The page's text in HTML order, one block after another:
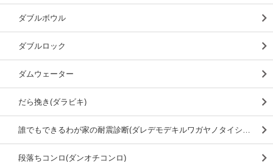
ダブルボウル
ダブルロック
ダムウェーター
だら挽き(ダラビキ)
誰でもできるわが家の耐震診断(ダレデモデキルワガヤノタイシンシンダン)
段落ちコンロ(ダンオチコンロ)